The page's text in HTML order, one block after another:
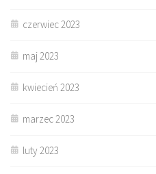
czerwiec 2023
maj 2023
kwiecień 2023
marzec 2023
luty 2023